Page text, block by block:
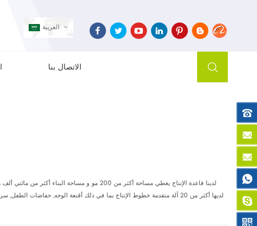
العربية
الاتصال بنا
لدينا قاعدة الإنتاج يغطي مساحة أكثر من 200 مو و مساحة البناء أكثر من مائتي ألف متر مربع.
لديها أكثر من 20 آلة متقدمة خطوط الإنتاج بما في ذلك أقنعة الوجه, حفاضات